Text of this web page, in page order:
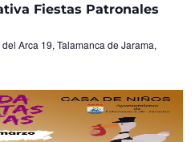
Fiestas Patronales
Arca 19, Talamanca de Jarama,